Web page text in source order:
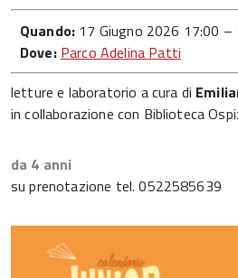
Quando: 17 Giugno 2026 17:00 –
Dove: Parco Adelina Patti
letture e laboratorio a cura di
in collaborazione con Biblioteca
da 4 anni
su prenotazione tel. 0522585639